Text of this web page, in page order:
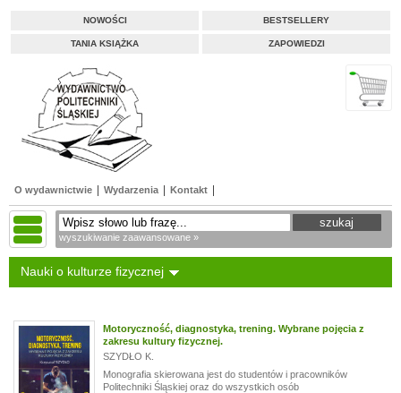
NOWOŚCI BESTSELLERY
TANIA KSIĄŻKA ZAPOWIEDZI
O wydawnictwie Wydarzenia Kontakt
wyszukiwanie zaawansowane »
Nauki o kulturze fizycznej
Motoryczność, diagnostyka, trening. Wybrane pojęcia z
zakresu kultury fizycznej.
SZYDŁO K.
Monografia skierowana jest do studentów i pracowników
Politechniki Śląskiej oraz do wszystkich osób